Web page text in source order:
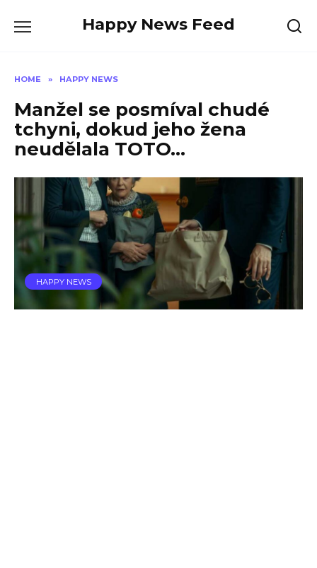
Happy News Feed
HOME » HAPPY NEWS
Manžel se posmíval chudé
tchyni, dokud jeho žena
neudělala TOTO…
HAPPY NEWS